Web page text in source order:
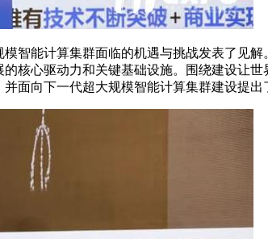
能计算集群面临的机遇与挑战发表了见
核心驱动力和关键基础设施。围绕建设让
面向下一代超大规模智能计算集群建设提出